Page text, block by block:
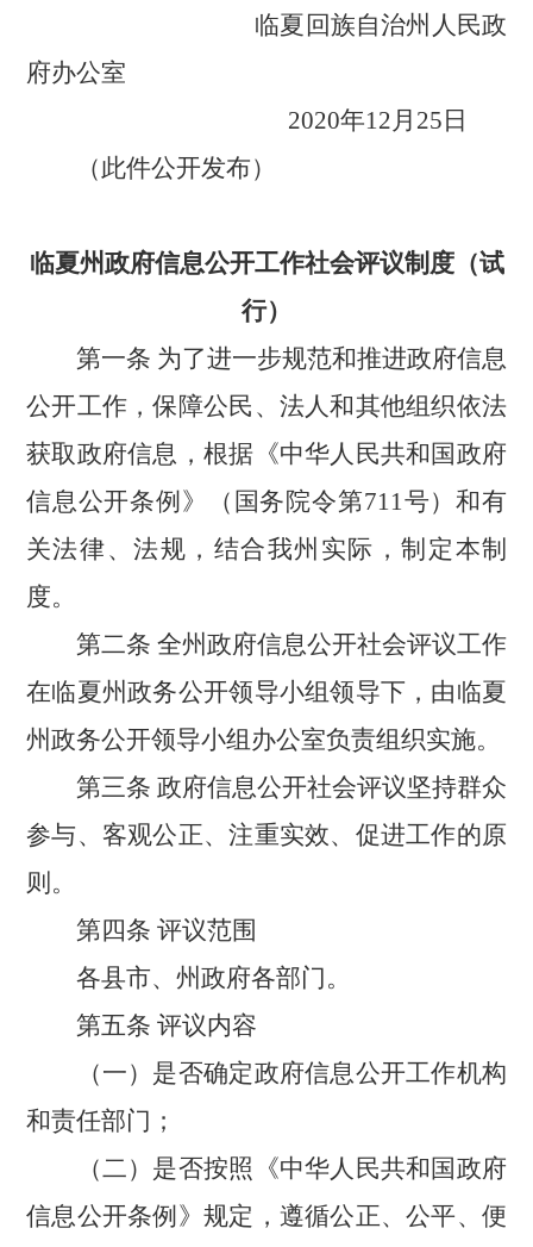
临夏回族自治州人民政
府办公室
2020年12月25日
（此件公开发布）
临夏州政府信息公开工作社会评议制度（试
行）
第一条 为了进一步规范和推进政府信息
公开工作，保障公民、法人和其他组织依法
获取政府信息，根据《中华人民共和国政府
信息公开条例》（国务院令第711号）和有
关法律、法规，结合我州实际，制定本制
度。
第二条 全州政府信息公开社会评议工作
在临夏州政务公开领导小组领导下，由临夏
州政务公开领导小组办公室负责组织实施。
第三条 政府信息公开社会评议坚持群众
参与、客观公正、注重实效、促进工作的原
则。
第四条 评议范围
各县市、州政府各部门。
第五条 评议内容
（一）是否确定政府信息公开工作机构
和责任部门；
（二）是否按照《中华人民共和国政府
信息公开条例》规定，遵循公正、公平、便